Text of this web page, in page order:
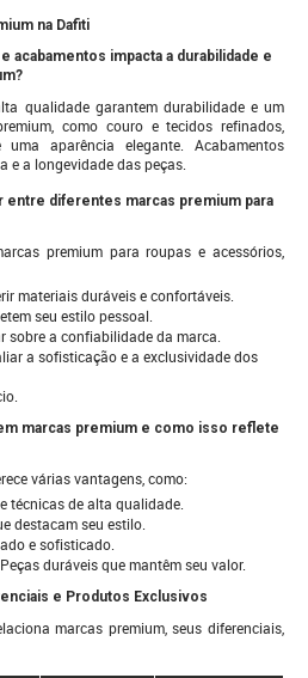
na Dafiti
acabamentos impacta a durabilidade e
qualidade garantem durabilidade e um
como couro e tecidos refinados,
aparência elegante. Acabamentos
e a longevidade das peças.
entre diferentes marcas premium para
premium para roupas e acessórios,
materiais duráveis e confortáveis.
seu estilo pessoal.
sobre a confiabilidade da marca.
a sofisticação e a exclusividade dos
marcas premium e como isso reflete
várias vantagens, como:
técnicas de alta qualidade.
destacam seu estilo.
e sofisticado.
Peças duráveis que mantêm seu valor.
e Produtos Exclusivos
marcas premium, seus diferenciais,